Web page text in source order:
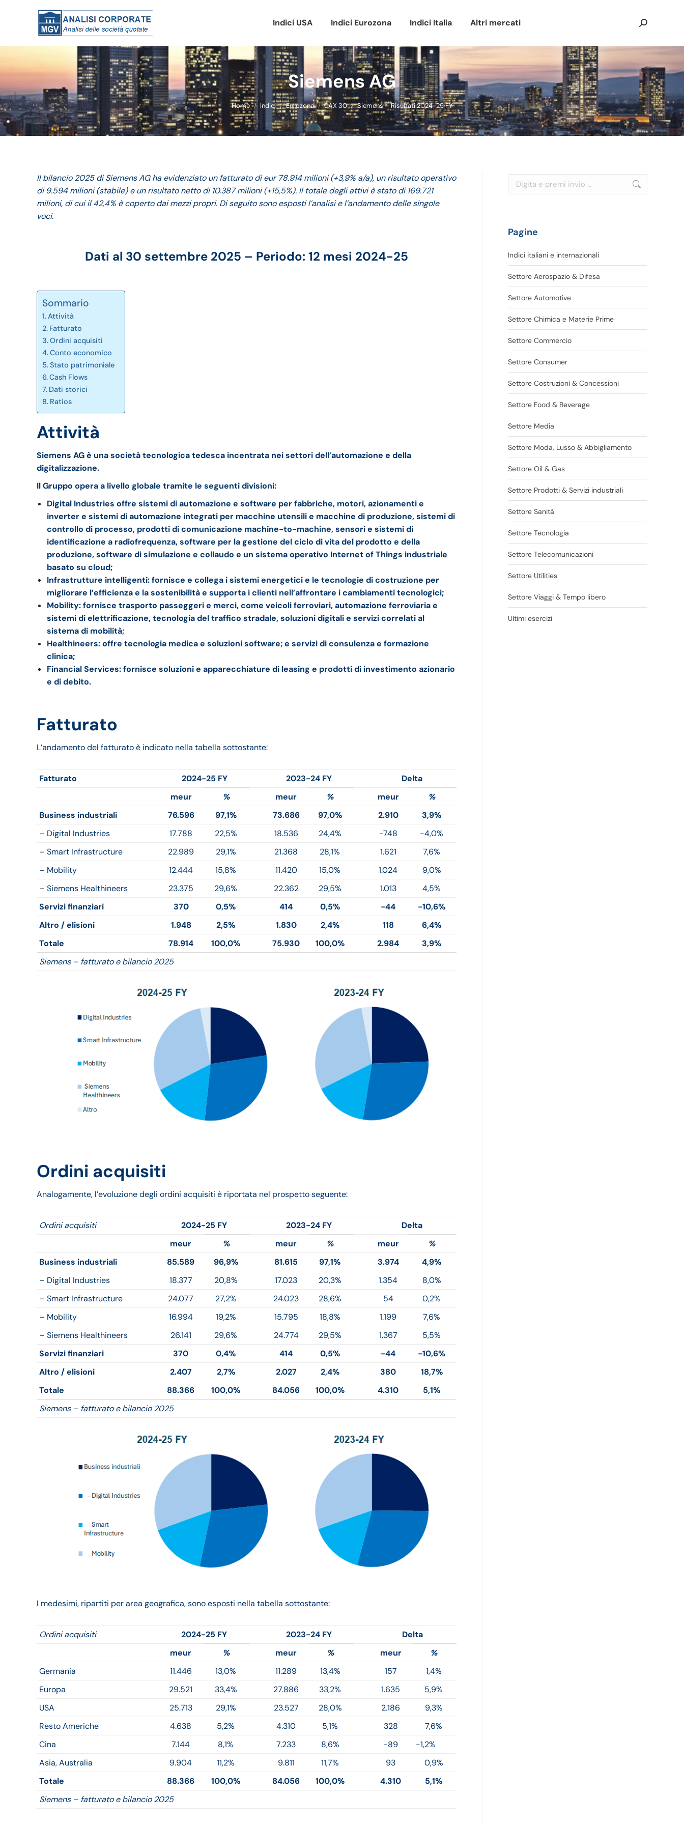
Indici USA Indici Eurozona Indici Italia Altri mercati Cerca:
Siemens AG
Tu sei qui:
Home Indici Eurozona DAX 30 Siemens – Risultati 2024-25 FY
Il bilancio 2025 di Siemens AG ha evidenziato un fatturato di eur 78.914 milioni (+3,9% a/a), un risultato operativo
di 9.594 milioni (stabile) e un risultato netto di 10.387 milioni (+15,5%). Il totale degli attivi è stato di 169.721
milioni, di cui il 42,4% è coperto dai mezzi propri. Di seguito sono esposti l’analisi e l’andamento delle singole
voci.
Dati al 30 settembre 2025 – Periodo: 12 mesi 2024-25
Sommario
Attività
Fatturato
Ordini acquisiti
Conto economico
Stato patrimoniale
Cash Flows
Dati storici
Ratios
Attività
Siemens AG è una società tecnologica tedesca incentrata nei settori dell’automazione e della
digitalizzazione.
Il Gruppo opera a livello globale tramite le seguenti divisioni:
Digital Industries offre sistemi di automazione e software per fabbriche, motori, azionamenti e
inverter e sistemi di automazione integrati per macchine utensili e macchine di produzione, sistemi di
controllo di processo, prodotti di comunicazione machine-to-machine, sensori e sistemi di
identificazione a radiofrequenza, software per la gestione del ciclo di vita del prodotto e della
produzione, software di simulazione e collaudo e un sistema operativo Internet of Things industriale
basato su cloud;
Infrastrutture intelligenti: fornisce e collega i sistemi energetici e le tecnologie di costruzione per
migliorare l’efficienza e la sostenibilità e supporta i clienti nell’affrontare i cambiamenti tecnologici;
Mobility: fornisce trasporto passeggeri e merci, come veicoli ferroviari, automazione ferroviaria e
sistemi di elettrificazione, tecnologia del traffico stradale, soluzioni digitali e servizi correlati al
sistema di mobilità;
Healthineers: offre tecnologia medica e soluzioni software; e servizi di consulenza e formazione
clinica;
Financial Services: fornisce soluzioni e apparecchiature di leasing e prodotti di investimento azionario
e di debito.
Fatturato
L’andamento del fatturato è indicato nella tabella sottostante:
Fatturato 2024-25 FY 2023-24 FY
Delta
meur
% meur % meur
%
Business industriali
76.596 97,1% 73.686 97,0% 2.910
3,9%
– Digital Industries
17.788 22,5% 18.536 24,4% -748
-4,0%
– Smart Infrastructure
22.989 29,1% 21.368 28,1% 1.621
7,6%
– Mobility
12.444 15,8% 11.420 15,0% 1.024
9,0%
– Siemens Healthineers
23.375 29,6% 22.362 29,5% 1.013
4,5%
Servizi finanziari
370 0,5% 414 0,5% -44
-10,6%
Altro / elisioni
1.948 2,5% 1.830 2,4% 118
6,4%
Totale
78.914 100,0% 75.930 100,0% 2.984
3,9%
Siemens – fatturato e bilancio 2025
Ordini acquisiti
Analogamente, l’evoluzione degli ordini acquisiti è riportata nel prospetto seguente:
Ordini acquisiti 2024-25 FY 2023-24 FY
Delta
meur
% meur % meur
%
Business industriali
85.589 96,9% 81.615 97,1% 3.974
4,9%
– Digital Industries
18.377 20,8% 17.023 20,3% 1.354
8,0%
– Smart Infrastructure
24.077 27,2% 24.023 28,6% 54
0,2%
– Mobility
16.994 19,2% 15.795 18,8% 1.199
7,6%
– Siemens Healthineers
26.141 29,6% 24.774 29,5% 1.367
5,5%
Servizi finanziari
370 0,4% 414 0,5% -44
-10,6%
Altro / elisioni
2.407 2,7% 2.027 2,4% 380
18,7%
Totale
88.366 100,0% 84.056 100,0% 4.310
5,1%
Siemens – fatturato e bilancio 2025
I medesimi, ripartiti per area geografica, sono esposti nella tabella sottostante:
Ordini acquisiti 2024-25 FY 2023-24 FY
Delta
meur
% meur % meur
%
Germania
11.446 13,0% 11.289 13,4% 157
1,4%
Europa
29.521 33,4% 27.886 33,2% 1.635
5,9%
USA
25.713 29,1% 23.527 28,0% 2.186
9,3%
Resto Americhe
4.638 5,2% 4.310 5,1% 328
7,6%
Cina
7.144 8,1% 7.233 8,6% -89
-1,2%
Asia, Australia
9.904 11,2% 9.811 11,7% 93
0,9%
Totale
88.366 100,0% 84.056 100,0% 4.310
5,1%
Siemens – fatturato e bilancio 2025
Cerca:
Pagine
Indici italiani e internazionali
Settore Aerospazio & Difesa
Settore Automotive
Settore Chimica e Materie Prime
Settore Commercio
Settore Consumer
Settore Costruzioni & Concessioni
Settore Food & Beverage
Settore Media
Settore Moda, Lusso & Abbigliamento
Settore Oil & Gas
Settore Prodotti & Servizi industriali
Settore Sanità
Settore Tecnologia
Settore Telecomunicazioni
Settore Utilities
Settore Viaggi & Tempo libero
Ultimi esercizi